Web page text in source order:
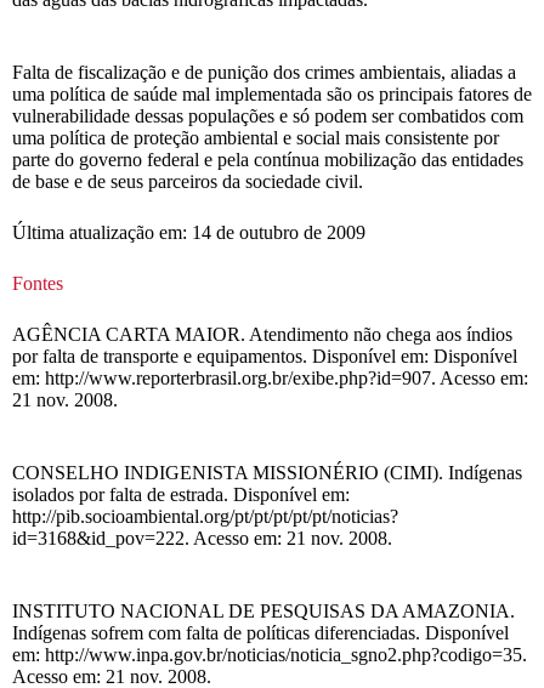
Falta de fiscalização e de punição dos crimes ambientais, aliadas a
uma política de saúde mal implementada são os principais fatores de
vulnerabilidade dessas populações e só podem ser combatidos com
uma política de proteção ambiental e social mais consistente por
parte do governo federal e pela contínua mobilização das entidades
de base e de seus parceiros da sociedade civil.
Última atualização em: 14 de outubro de 2009
Fontes
AGÊNCIA CARTA MAIOR. Atendimento não chega aos índios
por falta de transporte e equipamentos. Disponível em: Disponível
em: http://www.reporterbrasil.org.br/exibe.php?id=907. Acesso em:
21 nov. 2008.
CONSELHO INDIGENISTA MISSIONÉRIO (CIMI). Indígenas
isolados por falta de estrada. Disponível em:
http://pib.socioambiental.org/pt/pt/pt/pt/pt/noticias?
id=3168&id_pov=222. Acesso em: 21 nov. 2008.
INSTITUTO NACIONAL DE PESQUISAS DA AMAZONIA.
Indígenas sofrem com falta de políticas diferenciadas. Disponível
em: http://www.inpa.gov.br/noticias/noticia_sgno2.php?codigo=35.
Acesso em: 21 nov. 2008.